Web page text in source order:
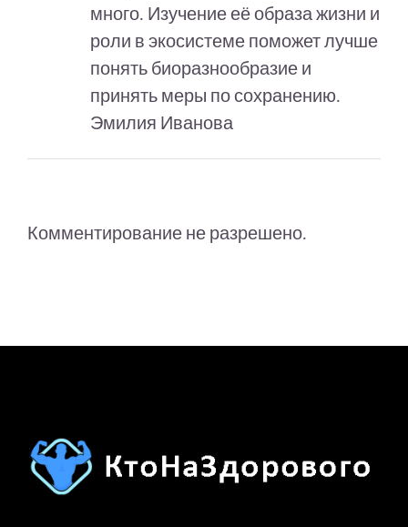
много. Изучение её образа жизни и
роли в экосистеме поможет лучше
понять биоразнообразие и
принять меры по сохранению.
Эмилия Иванова
Комментирование не разрешено.